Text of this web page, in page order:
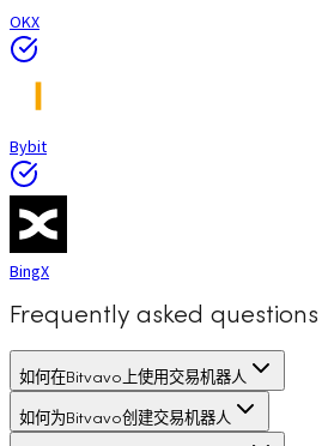
OKX
Bybit
BingX
Frequently asked questions
如何在Bitvavo上使用交易机器人
如何为Bitvavo创建交易机器人